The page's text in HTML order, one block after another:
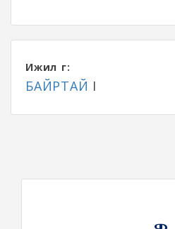
Ижил үг:
БАЙРТАЙ I